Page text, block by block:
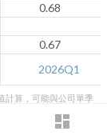
dashboard
登入
0.68
0.67
2026Q1
計算，可能與公司單季